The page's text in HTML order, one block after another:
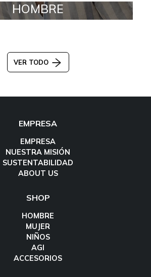
HOMBRE
VER TODO
EMPRESA
EMPRESA
NUESTRA MISIÓN
SUSTENTABILIDAD
ABOUT US
SHOP
HOMBRE
MUJER
NIÑOS
AGI
ACCESORIOS